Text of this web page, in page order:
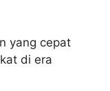
yang cepat
di era